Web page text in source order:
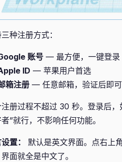
种注册方式：
账号 — 最方便，一键登录
ID — 苹果用户首选
箱注册 — 任意邮箱，验证后即
册过程不超过 30 秒。登录后
”就行，不影响任何功能。
置：
默认是英文界面。点右
面就全是中文了。